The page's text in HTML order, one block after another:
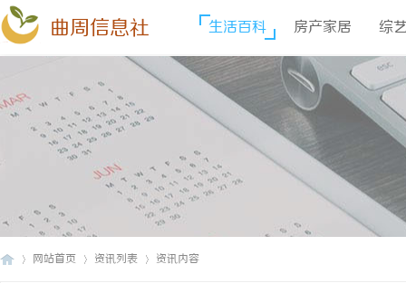
曲周信息社 生活百科 房产家居 综
网站首页 资讯列表 资讯内容